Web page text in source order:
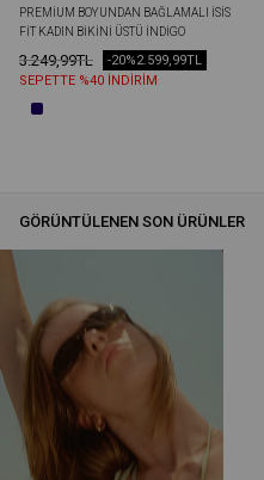
PREMIUM BOYUNDAN BAĞLAMALI İSİS
FIT KADIN BIKINI ÜSTÜ İNDIGO
3.249,99TL 2.599,99TL
-20%
SEPETTE %40 İNDİRİM
GÖRÜNTÜLENEN SON ÜRÜNLER